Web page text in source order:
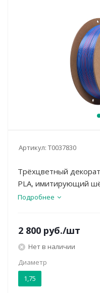
Артикул: Т0037830
Трёхцветный
PLA, имитирующий
Подробнее
2 800 руб./шт
Нет в наличии
Диаметр
1,75